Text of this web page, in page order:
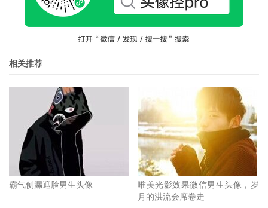
相关推荐
霸气侧漏遮脸男生头像
唯美光影效果微信男生头像，岁
月的洪流会席卷走